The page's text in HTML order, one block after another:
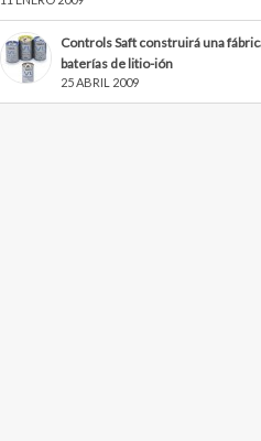
Controls Saft construirá una
baterías de litio-ión
25 ABRIL 2009